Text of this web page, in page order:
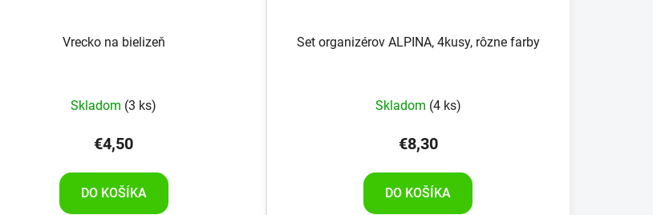
Vrecko na bielizeň
Skladom (3 ks)
€4,50
DO KOŠÍKA
Set organizérov ALPINA, 4kusy, rôzne farby
Skladom (4 ks)
€8,30
DO KOŠÍKA